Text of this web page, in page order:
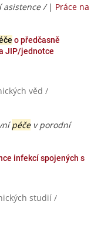
asistence / | Práce na
o předčasně
JIP/jednotce
věd /
péčev porodní
infekcí spojených s
studií /